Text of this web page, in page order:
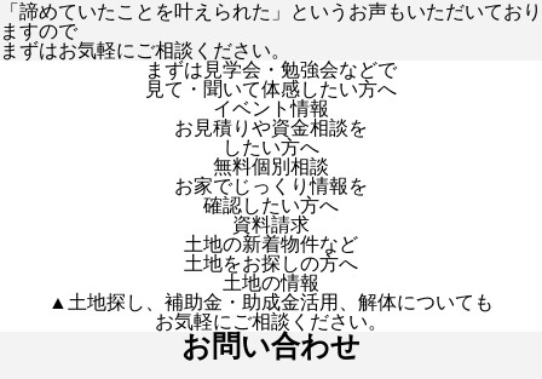
「諦めていたことを叶えられた」というお声もいただいており
ますので
まずはお気軽にご相談ください。
まずは見学会・勉強会などで
見て・聞いて体感したい方へ
イベント情報
お見積りや資金相談を
したい方へ
無料個別相談
お家でじっくり情報を
確認したい方へ
資料請求
土地の新着物件など
土地をお探しの方へ
土地の情報
▲土地探し、補助金・助成金活用、解体についても
お気軽にご相談ください。
お問い合わせ